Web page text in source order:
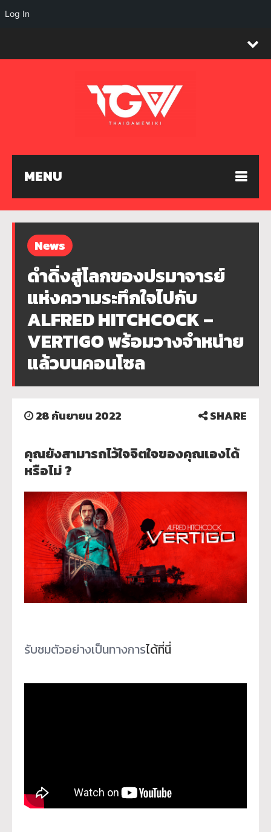
MENU
News
ดำดิ่งสู่โลกของปรมาจารย์
แห่งความระทึกใจไปกับ
ALFRED HITCHCOCK –
VERTIGO พร้อมวางจำหน่าย
แล้วบนคอนโซล
28 กันยายน 2022 SHARE
คุณยังสามารถไว้ใจจิตใจของคุณเองได้
หรือไม่ ?
รับชมตัวอย่างเป็นทางการได้ที่นี่
Log In